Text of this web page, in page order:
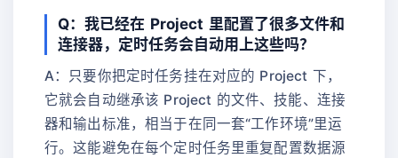
Q：我已经在 Project 里配置了很多文件和
连接器，定时任务会自动用上这些吗？
A：只要你把定时任务挂在对应的 Project 下，
它就会自动继承该 Project 的文件、技能、连接
器和输出标准，相当于在同一套“工作环境”里运
行。这能避免在每个定时任务里重复配置数据源